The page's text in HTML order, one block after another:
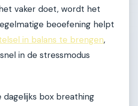
vaker doet, wordt het
beoefening helpt
in balans te brengen,
in de stressmodus
dagelijks box breathing